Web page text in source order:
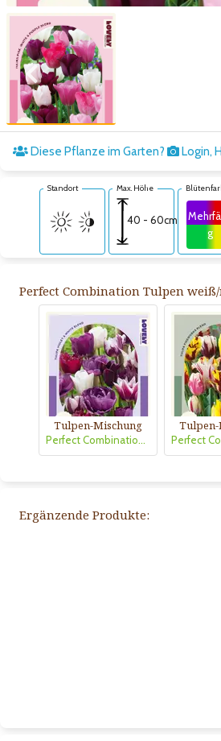
Zum vorigen Bild
Diese Pflanze im Garten? Login,
Standort Max. Höhe
40 - 60cm
g
Perfect Combination Tulpen
Tulpen-Mischung
Perfect Combination Tulpen violett weiß
Ergänzende Produkte: